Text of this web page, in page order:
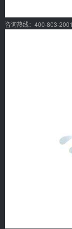
咨询热线：400-803-2001